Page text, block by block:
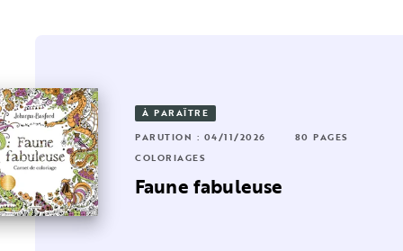
PAGES
: 17/06/2026
224 PAGES
petit monde à colorier
'n Cosy
À PARAÎTRE
PARUTION : 04/11/2026
80 PAGES
COLORIAGES
Faune fabuleuse